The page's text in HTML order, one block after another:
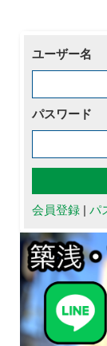
ユーザー名
パスワード
会員登録 | パ